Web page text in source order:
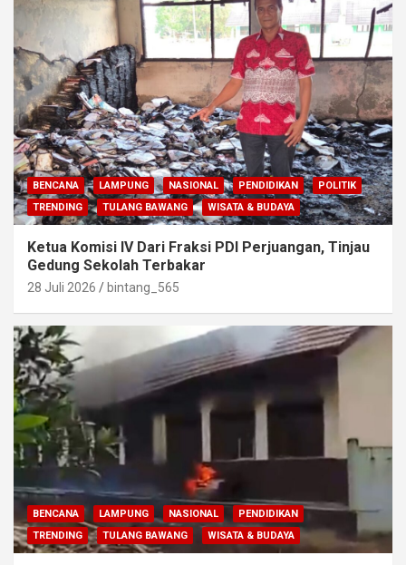
BENCANA LAMPUNG NASIONAL PENDIDIKAN
POLITIK
TRENDING
TULANG BAWANG WISATA & BUDAYA
Ketua Komisi IV Dari Fraksi PDI Perjuangan, Tinjau
Gedung Sekolah Terbakar
28 Juli 2026 bintang_565
BENCANA LAMPUNG NASIONAL
PENDIDIKAN
TRENDING
TULANG BAWANG WISATA & BUDAYA